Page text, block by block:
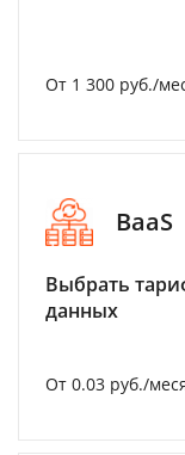
От 1 300 руб./
BaaS
Выбрать
данных
От 0.03 руб./